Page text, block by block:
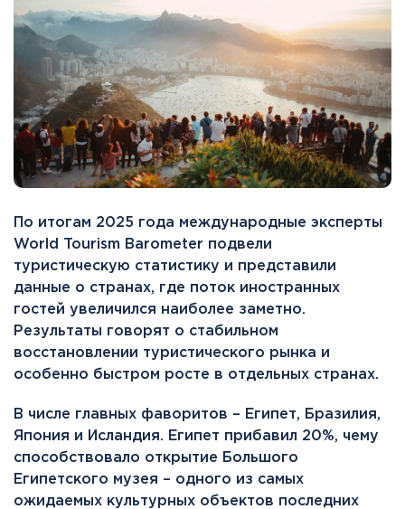
По итогам 2025 года международные эксперты
World Tourism Barometer подвели
туристическую статистику и представили
данные о странах, где поток иностранных
гостей увеличился наиболее заметно.
Результаты говорят о стабильном
восстановлении туристического рынка и
особенно быстром росте в отдельных странах.
В числе главных фаворитов – Египет, Бразилия,
Япония и Исландия. Египет прибавил 20%, чему
способствовало открытие Большого
Египетского музея – одного из самых
ожидаемых культурных объектов последних